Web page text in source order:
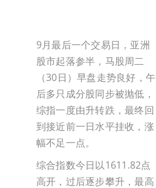
9月最后一个交易日，亚洲
股市起落参半，马股周二
（30日）早盘走势良好，午
后多只成分股同步被抛低，
综指一度由升转跌，最终回
到接近前一日水平挂收，涨
幅不足一点。
综合指数今日以1611.82点
高开，过后逐步攀升，最高